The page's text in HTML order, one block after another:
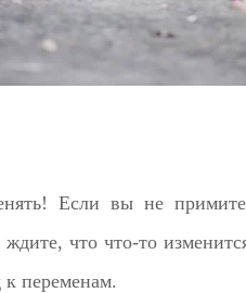
Если вы не
что что-то
переменам.